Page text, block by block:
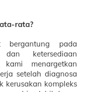
rata?
bergantung pada
dan ketersediaan
kami menargetkan
setelah diagnosa
kerusakan kompleks